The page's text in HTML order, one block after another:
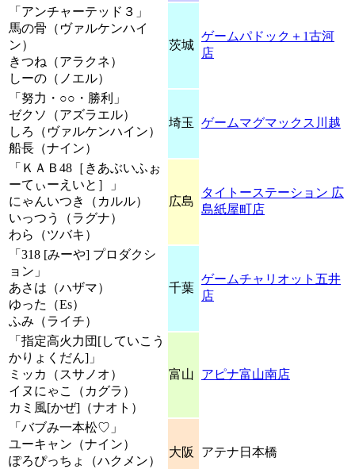
「アンチャーテッド３」
馬の骨（ヴァルケンハイ
ン）
きつね（アラクネ）
しーの（ノエル）
茨城
ゲームパドック＋1古河
店
「努力・○○・勝利」
ゼクソ（アズラエル）
しろ（ヴァルケンハイン）
船長（ナイン）
埼玉 ゲームマグマックス川越
「ＫＡＢ48［きあぶいふぉ
ーてぃーえいと］」
にゃんいつき（カルル）
いっつう（ラグナ）
わら（ツバキ）
広島
タイトーステーション 広
島紙屋町店
「318 [みーや] プロダクシ
ョン」
あさは（ハザマ）
ゆった（Es）
ふみ（ライチ）
千葉
ゲームチャリオット五井
店
「指定高火力団[していこう
かりょくだん]」
ミッカ（スサノオ）
イヌにゃこ（カグラ）
カミ風[かぜ]（ナオト）
富山 アピナ富山南店
「バブみ一本松♡」
ユーキャン（ナイン）
ぽろぴっちょ（ハクメン）
大阪 アテナ日本橋